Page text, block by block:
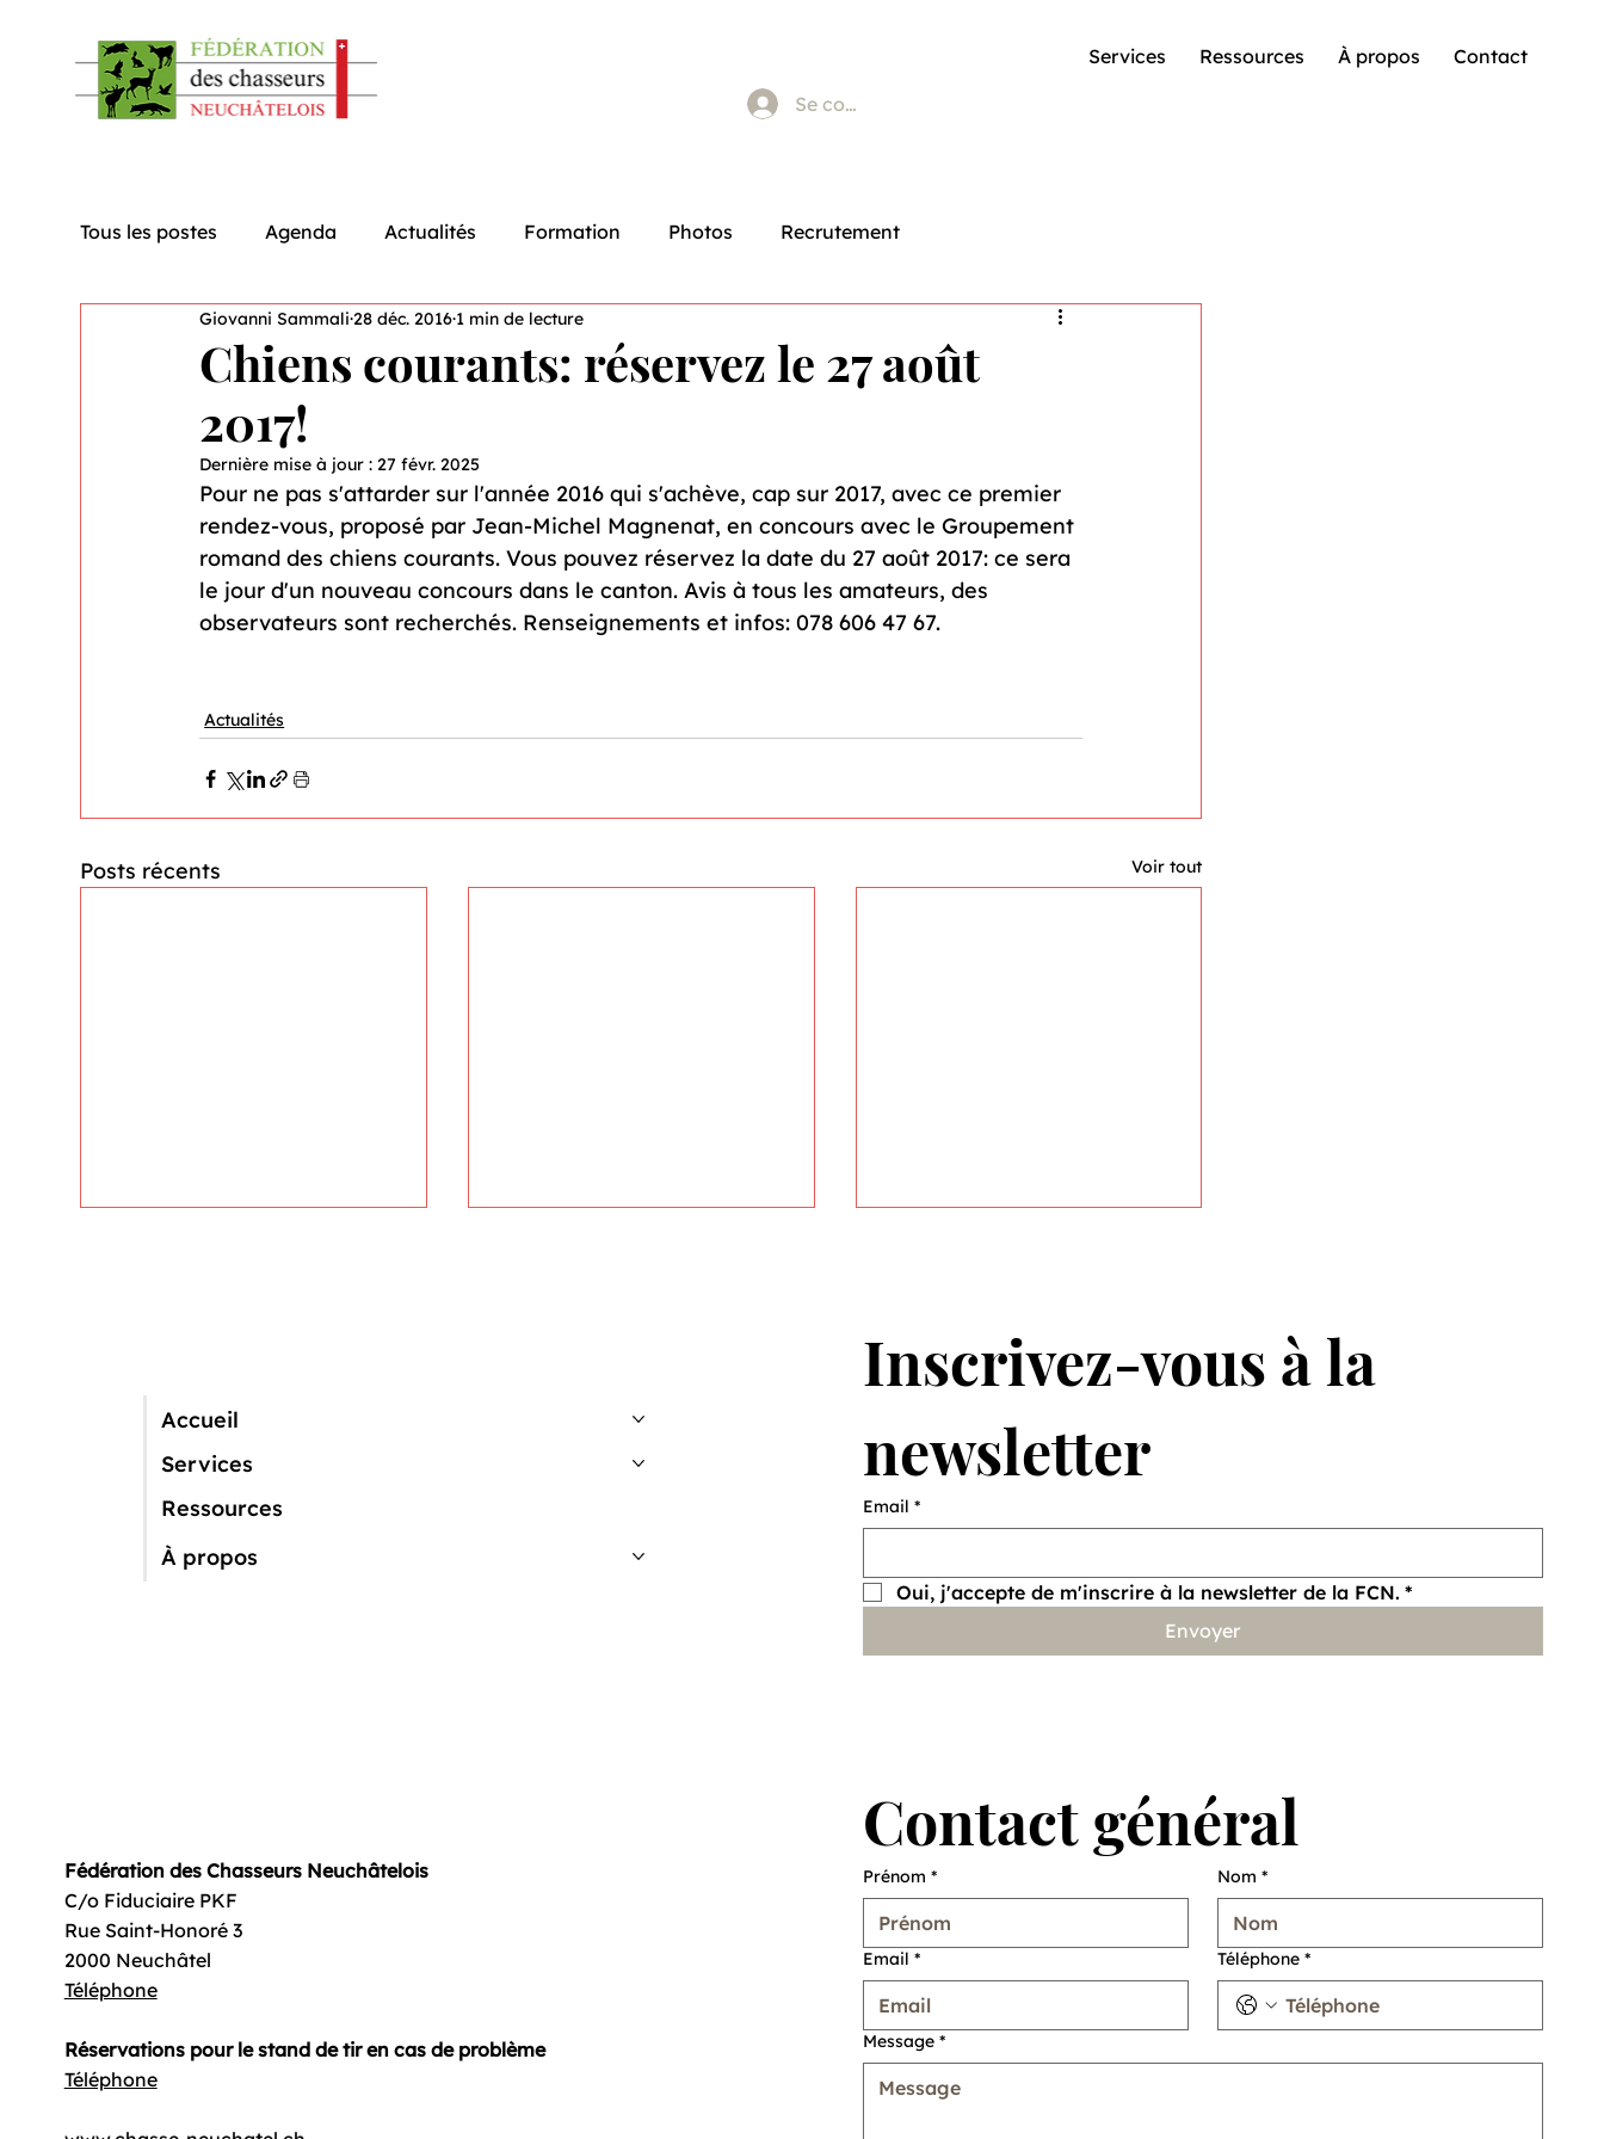
Services Ressources À propos Contact
Se connecter
Tous les postes Agenda Actualités Formation Photos Recrutement
Chiens courants: réservez le 27 août
2017!
Giovanni Sammali28 déc. 2016 1 min de lecture
Dernière mise à jour :27 févr. 2025
Pour ne pas s'attarder sur l'année 2016 qui s'achève, cap sur 2017, avec ce premier
rendez-vous, proposé par Jean-Michel Magnenat, en concours avec le Groupement
romand des chiens courants. Vous pouvez réservez la date du 27 août 2017: ce sera
le jour d'un nouveau concours dans le canton. Avis à tous les amateurs, des
observateurs sont recherchés. Renseignements et infos: 078 606 47 67.
Actualités
Posts récents Voir tout
hors saison ?
sauver d'autres
La FCN au marché de
Neuchâtel
Accueil
Services
Ressources
À propos
Inscrivez-vous à la
newsletter
Email *
Oui, j'accepte de m'inscrire à la newsletter de la FCN. *
Envoyer
Fédération des Chasseurs Neuchâtelois
C/o Fiduciaire PKF
Rue Saint-Honoré 3
2000 Neuchâtel
Téléphone
Réservations pour le stand de tir en cas de problème
Téléphone
Contact général
Prénom * Nom *
Email * Téléphone *
Message *